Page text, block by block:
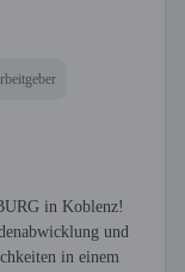
in Koblenz!
und
in einem